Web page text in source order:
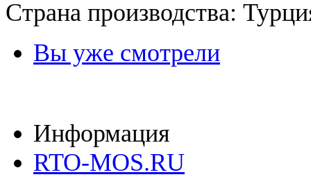
Страна производства:
Вы уже смотрели
Информация
RTO-MOS.RU